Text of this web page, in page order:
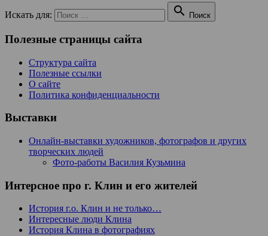
Искать для:  Поиск
Полезные страницы сайта
Структура сайта
Полезные ссылки
О сайте
Политика конфиденциальности
Выставки
Онлайн-выставки художников, фотографов и других
творческих людей
Фото-работы Василия Кузьмина
Интерсное про г. Клин и его жителей
История г.о. Клин и не только…
Интересные люди Клина
История Клина в фотографиях